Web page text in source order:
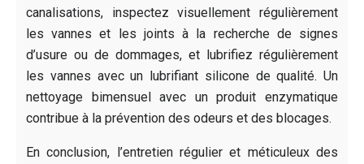
canalisations, inspectez visuellement régulièrement
les vannes et les joints à la recherche de signes
d’usure ou de dommages, et lubrifiez régulièrement
les vannes avec un lubrifiant silicone de qualité. Un
nettoyage bimensuel avec un produit enzymatique
contribue à la prévention des odeurs et des blocages.
En conclusion, l’entretien régulier et méticuleux des